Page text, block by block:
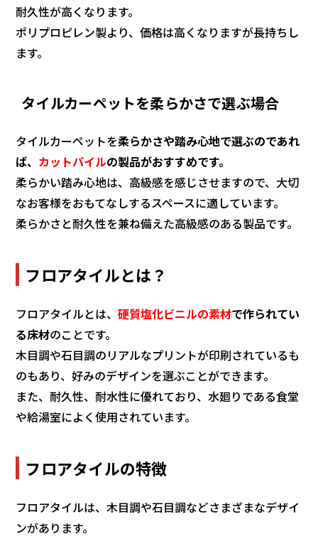
耐久性が高くなります。
ポリプロピレン製より、価格は高くなりますが長持ちし
ます。
タイルカーペットを柔らかさで選ぶ場合
タイルカーペットを柔らかさや踏み心地で選ぶのであれ
ば、 カットパイルの製品がおすすめです。
柔らかい踏み心地は、高級感を感じさせますので、大切
なお客様をおもてなしするスペースに適しています。
柔らかさと耐久性を兼ね備えた高級感のある製品です。
フロアタイルとは？
フロアタイルとは、硬質塩化ビニルの素材で作られてい
る床材のことです。
木目調や石目調のリアルなプリントが印刷されているも
のもあり、好みのデザインを選ぶことができます。
また、耐久性、耐水性に優れており、水廻りである食堂
や給湯室によく使用されています。
フロアタイルの特徴
フロアタイルは、木目調や石目調などさまざまなデザイ
ンがあります。